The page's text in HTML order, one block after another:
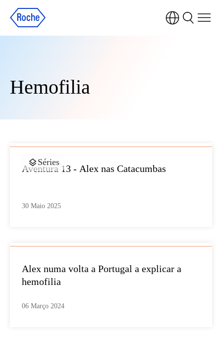
Hemofilia
Séries
Aventura 13 - Alex nas Catacumbas
30 Maio 2025
Alex numa volta a Portugal a explicar a
hemofilia
06 Março 2024